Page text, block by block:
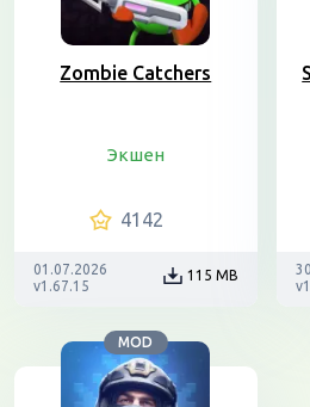
Zombie Catchers
Экшен
4142
01.07.2026
v1.67.15
115 MB
MOD